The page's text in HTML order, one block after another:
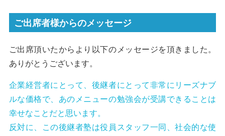
ご出席者様からのメッセージ
ご出席頂いたからより以下のメッセージを頂きました。
ありがとうございます。
企業経営者にとって、後継者にとって非常にリーズナブ
ルな価格で、あのメニューの勉強会が受講できることは
幸せなことだと思います。
反対に、この後継者塾は役員スタッフ一同、社会的な使